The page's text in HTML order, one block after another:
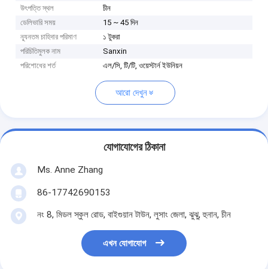
উৎপত্তি স্থল
চীন
ডেলিভারি সময়
15 ~ 45 দিন
ন্যূনতম চাহিদার পরিমাণ
১ টুকরা
পরিচিতিমুলক নাম
Sanxin
পরিশোধের শর্ত
এল/সি, টি/টি, ওয়েস্টার্ন ইউনিয়ন
আরো দেখুন
যোগাযোগের ঠিকানা
Ms. Anne Zhang
86-17742690153
নং 8, মিডল স্কুল রোড, বাইগুয়ান টাউন, লুসাং জেলা, ঝুঝু, হুনান, চীন
এখন যোগাযোগ